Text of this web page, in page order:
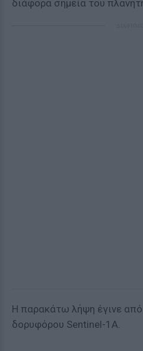
διάφορα σημεία του
Η παρακάτω λήψη έγινε
δορυφόρου Sentinel-1A.